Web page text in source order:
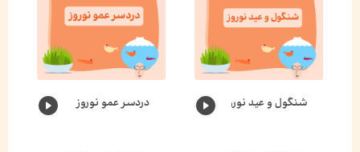
شنگول و عید نوروز دردسر عمو نوروز